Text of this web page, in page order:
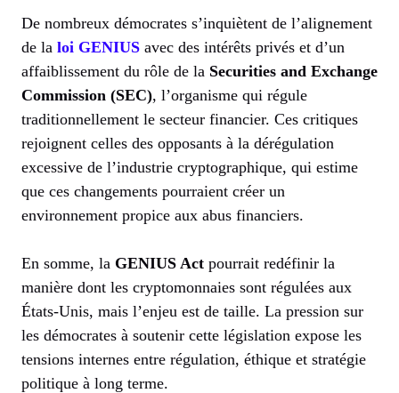
De nombreux démocrates s’inquiètent de l’alignement
de la loi GENIUS avec des intérêts privés et d’un
affaiblissement du rôle de la Securities and Exchange
Commission (SEC), l’organisme qui régule
traditionnellement le secteur financier. Ces critiques
rejoignent celles des opposants à la dérégulation
excessive de l’industrie cryptographique, qui estime
que ces changements pourraient créer un
environnement propice aux abus financiers.
En somme, la GENIUS Act pourrait redéfinir la
manière dont les cryptomonnaies sont régulées aux
États-Unis, mais l’enjeu est de taille. La pression sur
les démocrates à soutenir cette législation expose les
tensions internes entre régulation, éthique et stratégie
politique à long terme.